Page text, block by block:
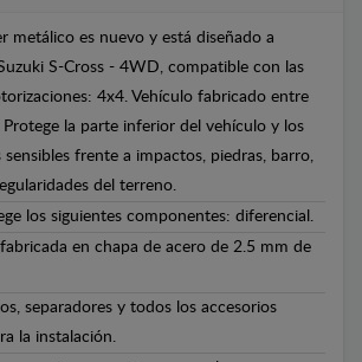
metálico es nuevo y está diseñado a
S-Cross - 4WD, compatible con las
4x4. Vehículo fabricado entre
la parte inferior del vehículo y los
frente a impactos, piedras, barro,
del terreno.
los siguientes componentes: diferencial.
fabricada en chapa de acero de 2.5 mm de
separadores y todos los accesorios
la instalación.